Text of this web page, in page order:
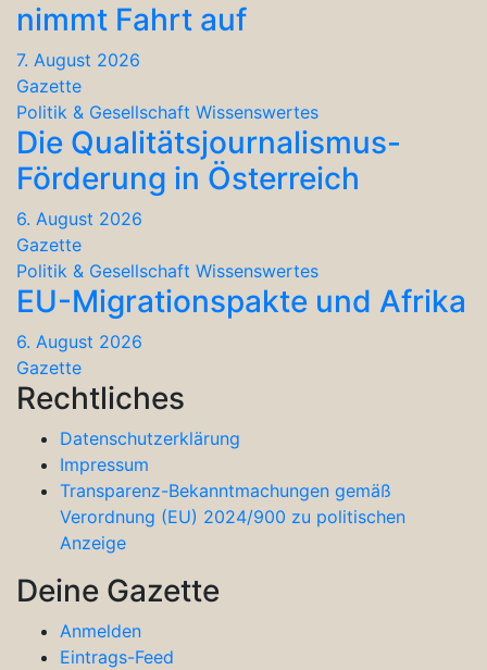
nimmt Fahrt auf
7. August 2026
Gazette
Politik & Gesellschaft Wissenswertes
Die Qualitätsjournalismus-
Förderung in Österreich
6. August 2026
Gazette
Politik & Gesellschaft Wissenswertes
EU-Migrationspakte und Afrika
6. August 2026
Gazette
Rechtliches
Datenschutzerklärung
Impressum
Transparenz-Bekanntmachungen gemäß
Verordnung (EU) 2024/900 zu politischen
Anzeige
Deine Gazette
Anmelden
Eintrags-Feed